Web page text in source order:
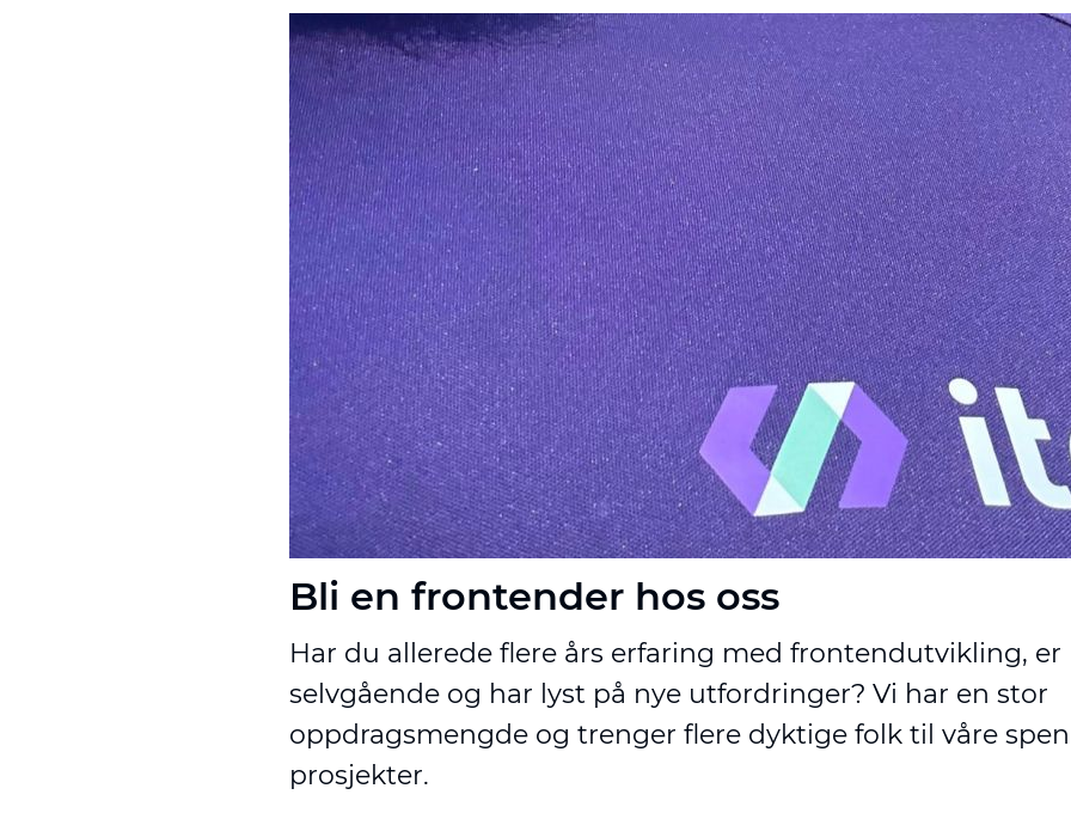
Bli en frontender hos oss
Har du allerede flere års erfaring med frontendutvikling, er
selvgående og har lyst på nye utfordringer? Vi har en stor
oppdragsmengde og trenger flere dyktige folk til våre
prosjekter.